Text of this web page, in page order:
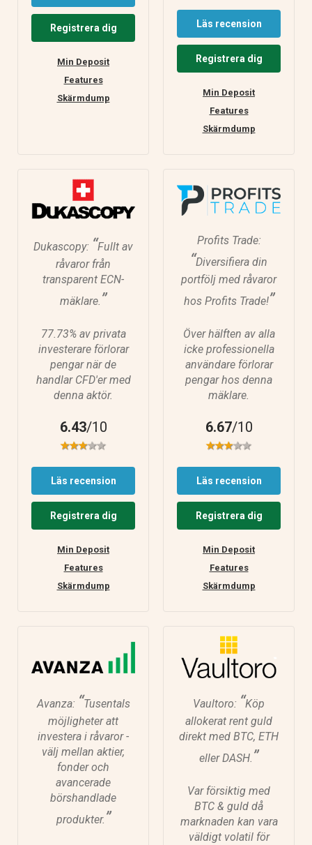
Registrera dig
Min Deposit
Features
Skärmdump
Läs recension
Registrera dig
Min Deposit
Features
Skärmdump
Dukascopy: “Fullt av
råvaror från
transparent ECN-
mäklare. ”
77.73% av privata
investerare förlorar
pengar när de
handlar CFD'er med
denna aktör.
6.43/10
Läs recension
Registrera dig
Min Deposit
Features
Skärmdump
Profits Trade:
“Diversifiera din
portfölj med råvaror
hos Profits Trade!”
Över hälften av alla
icke professionella
användare förlorar
pengar hos denna
mäklare.
6.67/10
Läs recension
Registrera dig
Min Deposit
Features
Skärmdump
Avanza: “Tusentals
möjligheter att
investera i råvaror -
välj mellan aktier,
fonder och
avancerade
börshandlade
produkter. ”
Vaultoro: “Köp
allokerat rent guld
direkt med BTC, ETH
eller DASH. ”
Var försiktig med
BTC & guld då
marknaden kan vara
väldigt volatil för